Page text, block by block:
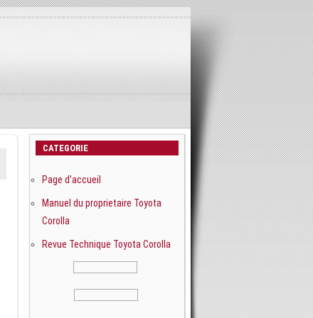
CATEGORIE
Page d'accueil
Manuel du proprietaire Toyota
Corolla
Revue Technique Toyota Corolla